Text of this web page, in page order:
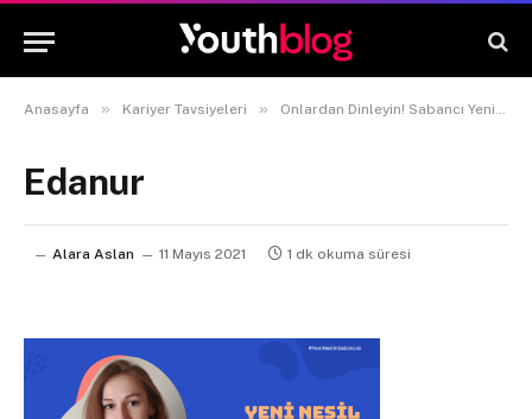
Anasayfa » Kariyer Tavsiyeleri » Onlardan Dinleyin! Sabancı Yeni Nesil Kariyer Deneyimi Katılımcılarının Deneyimleri
Edanur
Alara Aslan 11 Mayıs 2021 1 dk okuma süresi